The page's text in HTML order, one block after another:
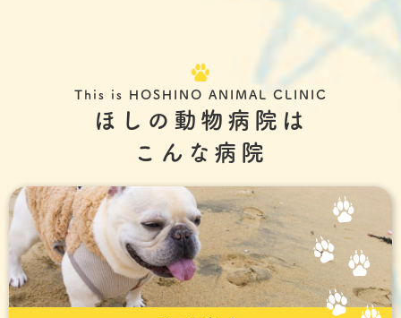
This is HOSHINO ANIMAL CLINIC
ほしの動物病院は
こんな病院